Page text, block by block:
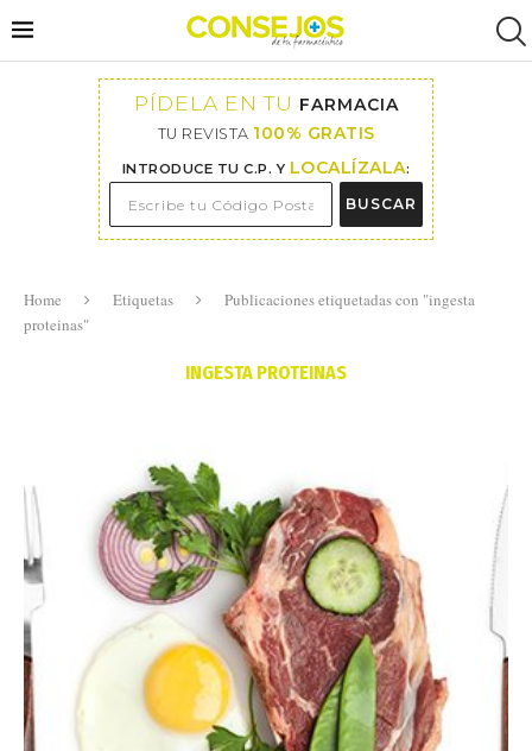
PÍDELA EN TU FARMACIA
TU REVISTA 100% GRATIS
INTRODUCE TU C.P. Y LOCALÍZALA:
BUSCAR
Home Etiquetas
Publicaciones etiquetadas con "ingesta
proteinas"
INGESTA PROTEINAS